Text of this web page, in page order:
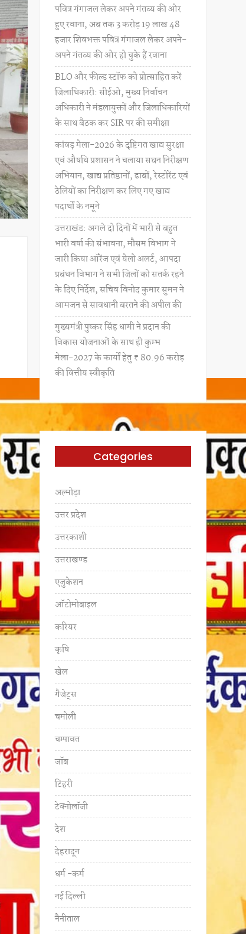
पवित्र गंगाजल लेकर अपने गंतव्य की ओर
हुए रवाना, अब तक 3 करोड़ 19 लाख 48
हजार शिवभक्त पवित्र गंगाजल लेकर अपने-
अपने गंतव्य की ओर हो चुके हैं रवाना
BLO और फील्ड स्टॉफ को प्रोत्साहित करें
जिलाधिकारी: सीईओ, मुख्य निर्वाचन
अधिकारी ने मंडलायुक्तों और जिलाधिकारियों
के साथ बैठक कर SIR पर की समीक्षा
कांवड़ मेला-2026 के दृष्टिगत खाद्य सुरक्षा
एवं औषधि प्रशासन ने चलाया सघन निरीक्षण
अभियान, खाद्य प्रतिष्ठानों, ढाबों, रेस्टोरेंट एवं
ठेलियों का निरीक्षण कर लिए गए खाद्य
पदार्थों के नमूने
उत्तराखंड: अगले दो दिनों में भारी से बहुत
भारी वर्षा की संभावना, मौसम विभाग ने
जारी किया ऑरेंज एवं येलो अलर्ट, आपदा
प्रबंधन विभाग ने सभी जिलों को सतर्क रहने
के दिए निर्देश, सचिव विनोद कुमार सुमन ने
आमजन से सावधानी बरतने की अपील की
मुख्यमंत्री पुष्कर सिंह धामी ने प्रदान की
विकास योजनाओं के साथ ही कुम्भ
मेला-2027 के कार्यों हेतु ₹ 80.96 करोड़
की वित्तीय स्वीकृति
Categories
अल्मोड़ा
उत्तर प्रदेश
उत्तरकाशी
उत्तराखण्ड
एजुकेशन
ऑटोमोबाइल
करियर
कृषि
खेल
गैजेट्स
चमोली
चम्पावत
जॉब
टिहरी
टेक्नोलॉजी
देश
देहरादून
धर्म -कर्म
नई दिल्ली
नैनीताल